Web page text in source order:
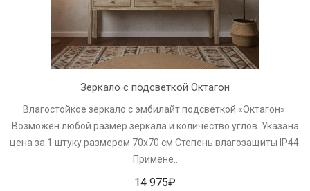
Зеркало с подсветкой Октагон
Влагостойкое зеркало с эмбилайт подсветкой «Октагон».
Возможен любой размер зеркала и количество углов. Указана
цена за 1 штуку размером 70х70 см Степень влагозащиты IP44.
Примене..
14 975₽